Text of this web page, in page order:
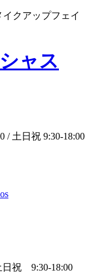
クアップフェイ
/ 土日祝 9:30-18:00
日祝 9:30-18:00